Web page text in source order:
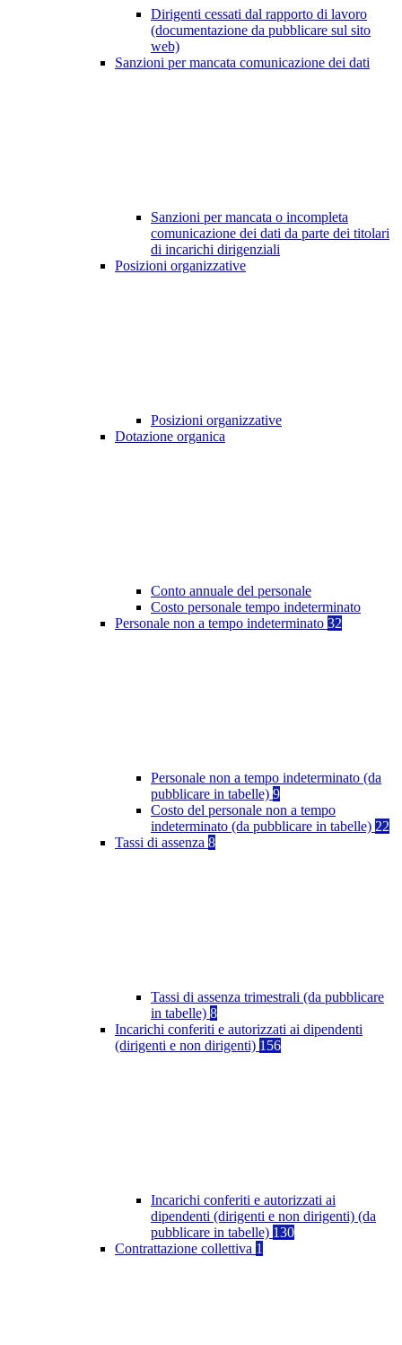
Dirigenti cessati dal rapporto di lavoro
(documentazione da pubblicare sul sito
web)
Sanzioni per mancata comunicazione dei dati
Sanzioni per mancata o incompleta
comunicazione dei dati da parte dei titolari
di incarichi dirigenziali
Posizioni organizzative
Posizioni organizzative
Dotazione organica
Conto annuale del personale
Costo personale tempo indeterminato
Personale non a tempo indeterminato 32
Personale non a tempo indeterminato (da
pubblicare in tabelle) 9
Costo del personale non a tempo
indeterminato (da pubblicare in tabelle) 22
Tassi di assenza 8
Tassi di assenza trimestrali (da pubblicare
in tabelle) 8
Incarichi conferiti e autorizzati ai dipendenti
(dirigenti e non dirigenti) 156
Incarichi conferiti e autorizzati ai
dipendenti (dirigenti e non dirigenti) (da
pubblicare in tabelle) 130
Contrattazione collettiva 1